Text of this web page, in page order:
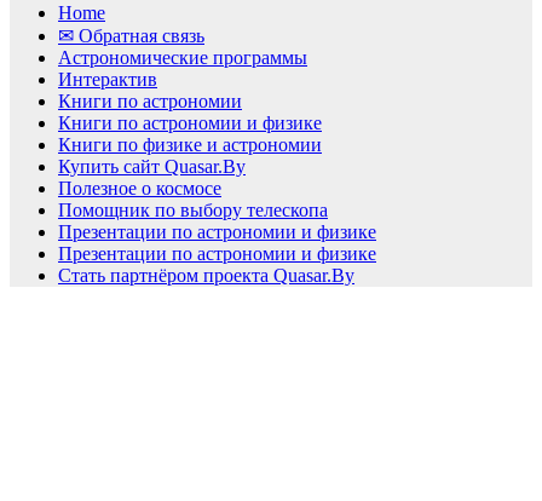
Home
✉ Обратная связь
Астрономические программы
Интерактив
Книги по астрономии
Книги по астрономии и физике
Книги по физике и астрономии
Купить сайт Quasar.By
Полезное о космосе
Помощник по выбору телескопа
Презентации по астрономии и физике
Презентации по астрономии и физике
Стать партнёром проекта Quasar.By